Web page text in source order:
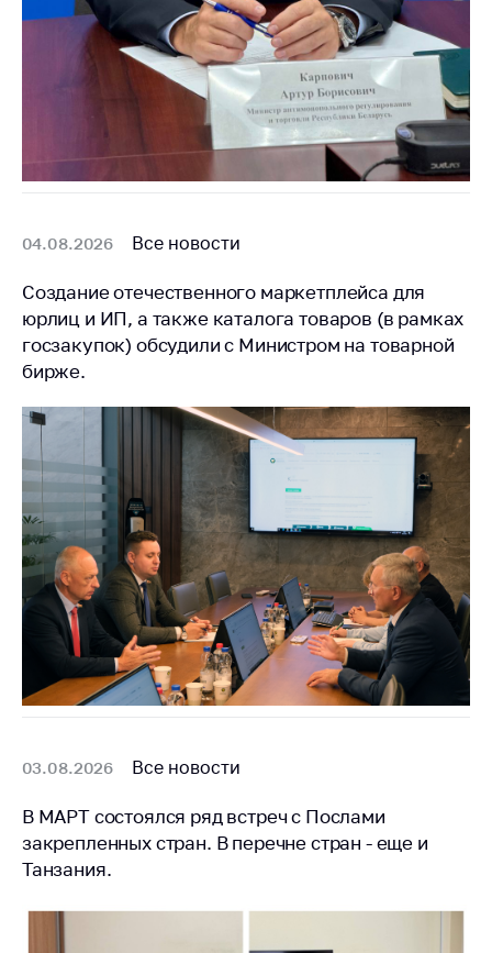
Международное
сотрудничество
Применение мер
нетарифного
регулирования
деятельность в
Беларусь
Защита
персональных
данных
Новости
Обратиться в МАРТ
Личный прием
граждан и юр. лиц
Прямaя телефоннaя
линия
Горячая линия
Электронные
обращения
цен на товары
цен на лекарства и
медицинские
изделия
Контакты
04.08.2026 Все новости
Создание отечественного маркетплейса для
юрлиц и ИП, а также каталога товаров (в рамках
госзакупок) обсудили с Министром на товарной
бирже.
03.08.2026 Все новости
В МАРТ состоялся ряд встреч с Послами
закрепленных стран. В перечне стран - еще и
Танзания.